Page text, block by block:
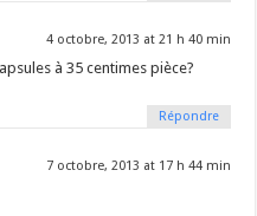
4 octobre, 2013 at 21 h 40 min
à 35 centimes pièce?
Répondre
7 octobre, 2013 at 17 h 44 min